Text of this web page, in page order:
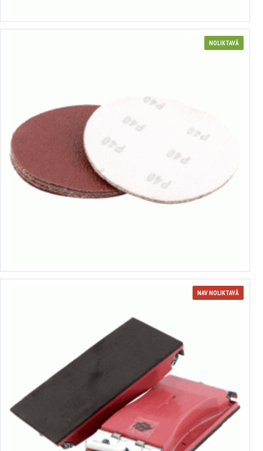
NOLIKTAVĀ
Ūdensizturīgs smilšpapīrs
NAV NOLIKTAVĀ